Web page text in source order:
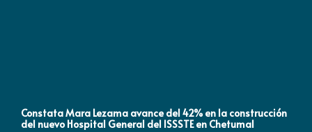
Constata Mara Lezama avance del 42% en la construcción
del nuevo Hospital General del ISSSTE en Chetumal